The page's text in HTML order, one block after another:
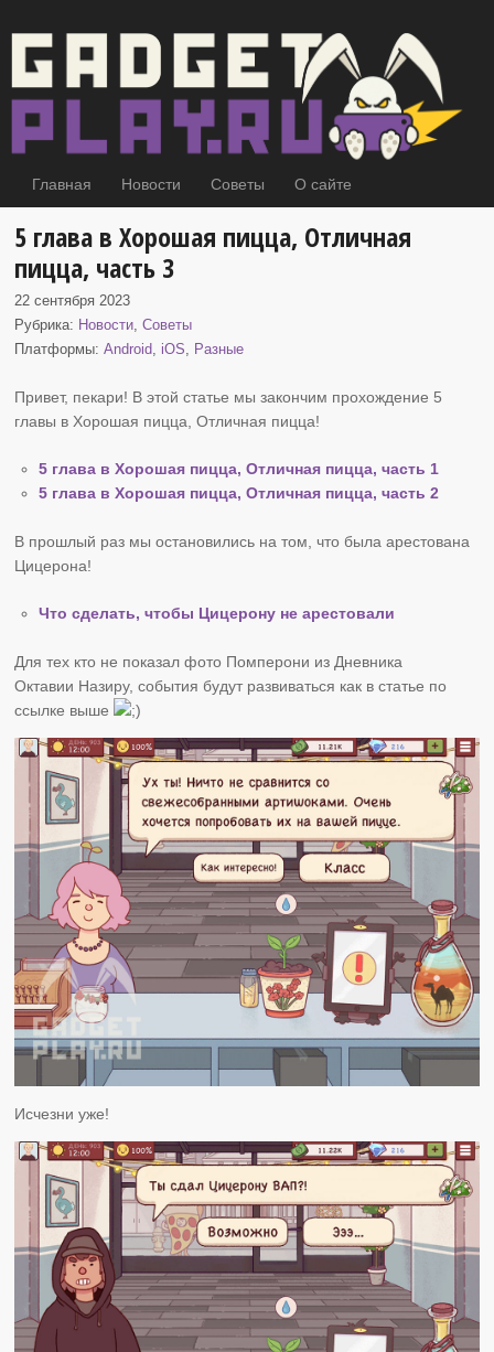
Главная Новости Советы О сайте
5 глава в Хорошая пицца, Отличная
пицца, часть 3
22 сентября 2023
Рубрика: Новости,Советы
Платформы:Android, iOS, Разные
Привет, пекари! В этой статье мы закончим прохождение 5
главы в Хорошая пицца , Отличная пицца!
5 глава в Хорошая пицца, Отличная пицца, часть 1
5 глава в Хорошая пицца, Отличная пицца, часть 2
В прошлый раз мы остановились на том, что была арестована
Цицерона!
Что сделать, чтобы Цицерону не арестовали
Для тех кто не показал фото Помперони из Дневника
Октавии Назиру, события будут развиваться как в статье по
ссылке выше
Исчезни уже!